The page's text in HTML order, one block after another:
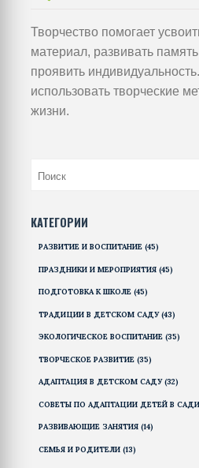
Творчество помогает
материал, развивать
проявить
использовать творческие
жизни.
КАТЕГОРИИ
РАЗВИТИЕ И ВОСПИТАНИЕ (45)
ПРАЗДНИКИ И МЕРОПРИЯТИЯ (45)
ПОДГОТОВКА К ШКОЛЕ (45)
ТРАДИЦИИ В ДЕТСКОМ САДУ(43)
ЭКОЛОГИЧЕСКОЕ ВОСПИТАНИЕ (35)
ТВОРЧЕСКОЕ РАЗВИТИЕ (35)
АДАПТАЦИЯ В ДЕТСКОМ САДУ(32)
СОВЕТЫ ПО АДАПТАЦИИ ДЕТЕЙ В
РАЗВИВАЮЩИЕ ЗАНЯТИЯ (14)
СЕМЬЯ И РОДИТЕЛИ (13)